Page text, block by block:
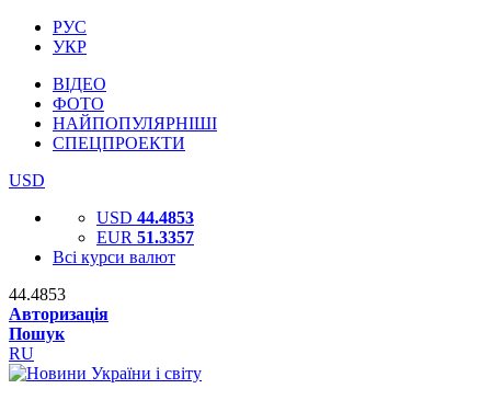
РУС
УКР
ВІДЕО
ФОТО
НАЙПОПУЛЯРНІШІ
СПЕЦПРОЕКТИ
USD
USD 44.4853
EUR 51.3357
Всі курси валют
44.4853
Авторизація
Пошук
RU